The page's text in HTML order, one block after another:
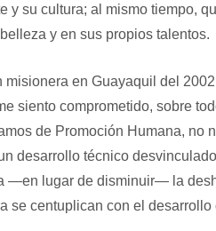
y su cultura; al mismo tiempo,
y en sus propios talentos.
en Guayaquil del
siento comprometido, sobre
de Promoción Humana, no
desarrollo técnico
—en lugar de disminuir— la
se centuplican con el